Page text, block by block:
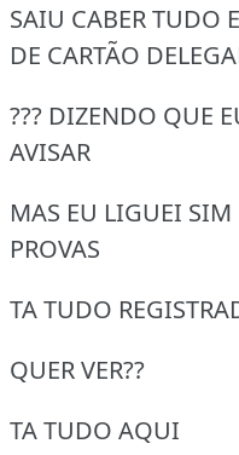
SAIU CABER TUDO
DE CARTÃO
??? DIZENDO QUE
AVISAR
MAS EU LIGUEI
PROVAS
TA TUDO
QUER VER??
TA TUDO AQUI